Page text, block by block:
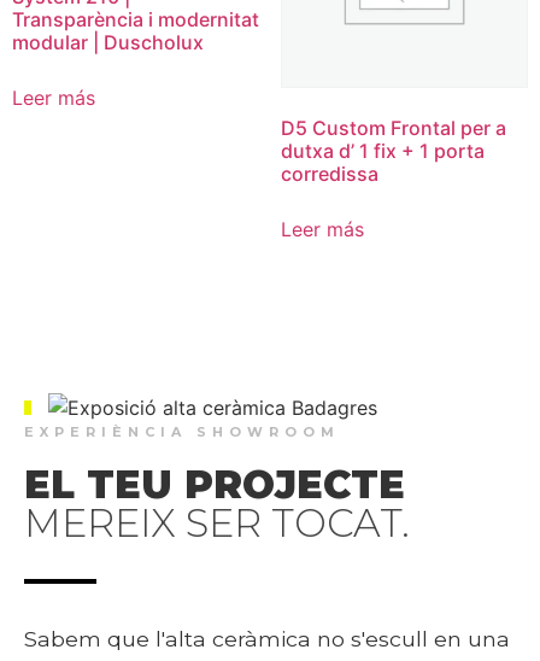
Transparència i modernitat
modular | Duscholux
Leer más
D5 Custom Frontal per a
dutxa d’ 1 fix + 1 porta
corredissa
Leer más
EXPERIÈNCIA SHOWROOM
EL TEU PROJECTE
MEREIX SER TOCAT.
Sabem que l'alta ceràmica no s'escull en una